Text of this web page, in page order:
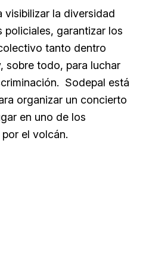
visibilizar la diversidad
policiales, garantizar los
tanto dentro
sobre todo, para luchar
Sodepal está
organizar un concierto
en uno de los
el volcán.